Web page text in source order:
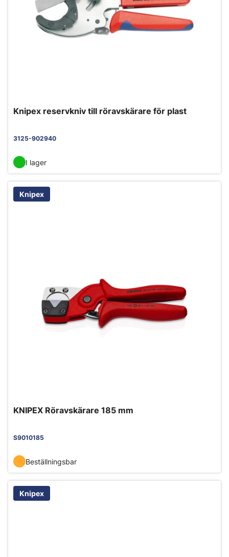
Knipex reservkniv till röravskärare för plast
3125-902940
I lager
Knipex
KNIPEX Röravskärare 185 mm
S9010185
Beställningsbar
Knipex